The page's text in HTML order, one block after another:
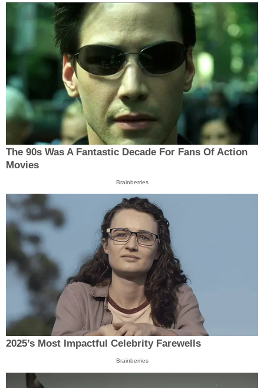
The 90s Was A Fantastic Decade For Fans Of Action
Movies
Brainberries
2025’s Most Impactful Celebrity Farewells
Brainberries